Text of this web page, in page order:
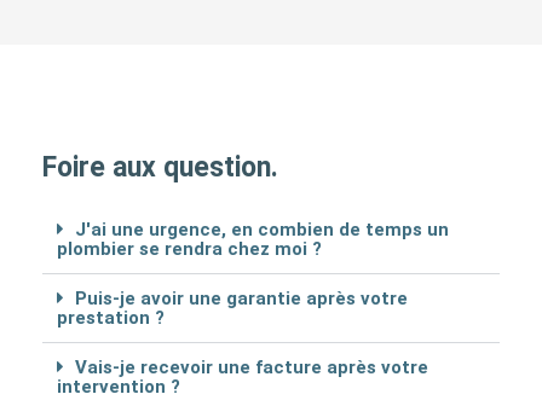
Foire aux question.
J'ai une urgence, en combien de temps un
plombier se rendra chez moi ?
Puis-je avoir une garantie après votre
prestation ?
Vais-je recevoir une facture après votre
intervention ?